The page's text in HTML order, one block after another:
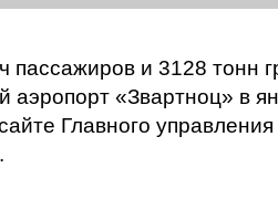
пассажиров и 3128 тонн
аэропорт «Звартноц» в
Главного